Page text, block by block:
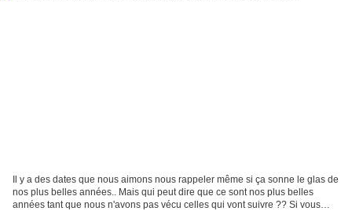
Il y a des dates que nous aimons nous rappeler même si ça sonne le glas de
nos plus belles années.. Mais qui peut dire que ce sont nos plus belles
années tant que nous n'avons pas vécu celles qui vont suivre ?? Si vous